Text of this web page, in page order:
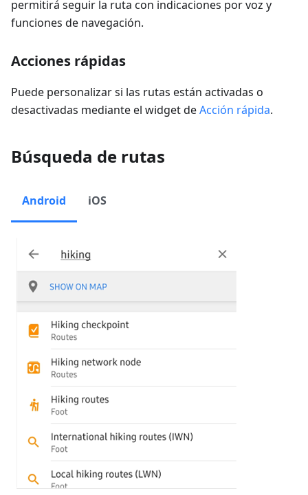
permitirá seguir la ruta con indicaciones por voz y
funciones de navegación.
Acciones rápidas
Puede personalizar si las rutas están activadas o
desactivadas mediante el widget deAcción rápida.
Búsqueda de rutas
Android iOS